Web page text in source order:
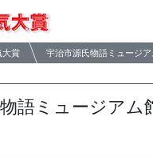
大賞 宇治市源氏物語ミュージア
語ミュージアム